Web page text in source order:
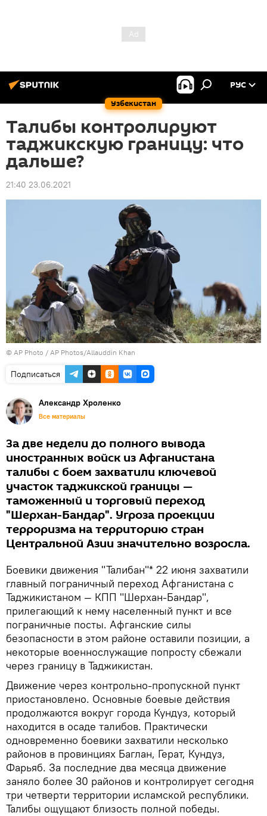
Узбекистан
РУС
Талибы контролируют
таджикскую границу: что
дальше?
21:40 23.06.2021
© AP Photo / AP Photos/Allauddin Khan
Подписаться
Александр Хроленко
Все материалы
За две недели до полного вывода
иностранных войск из Афганистана
талибы с боем захватили ключевой
участок таджикской границы —
таможенный и торговый переход
"Шерхан-Бандар". Угроза проекции
терроризма на территорию стран
Центральной Азии значительно возросла.
Боевики движения "Талибан"* 22 июня захватили
главный пограничный переход Афганистана с
Таджикистаном — КПП "Шерхан-Бандар",
прилегающий к нему населенный пункт и все
пограничные посты. Афганские силы
безопасности в этом районе оставили позиции, а
некоторые военнослужащие попросту сбежали
через границу в Таджикистан.
Движение через контрольно-пропускной пункт
приостановлено. Основные боевые действия
продолжаются вокруг города Кундуз, который
находится в осаде талибов. Практически
одновременно боевики захватили несколько
районов в провинциях Баглан, Герат, Кундуз,
Фарьяб. За последние два месяца движение
заняло более 30 районов и контролирует сегодня
три четверти территории исламской республики.
Талибы ощущают близость полной победы.